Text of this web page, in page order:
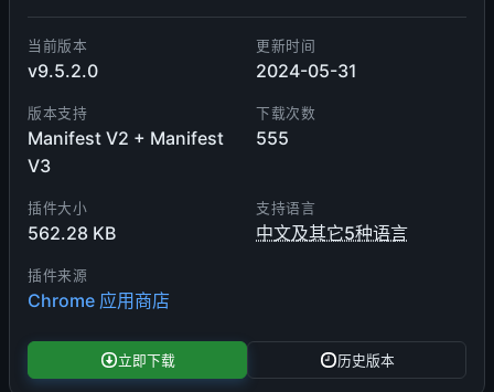
当前版本
v9.5.2.0
更新时间
2024-05-31
版本支持
Manifest V2 + Manifest
V3
下载次数
555
插件大小
562.28 KB
支持语言
中文及其它5种语言
插件来源
Chrome 应用商店
立即下载 历史版本